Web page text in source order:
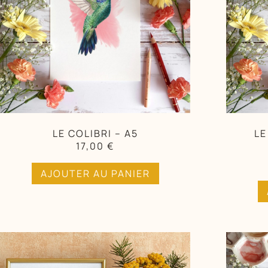
LE COLIBRI – A5
17,00€
AJOUTER AU PANIER